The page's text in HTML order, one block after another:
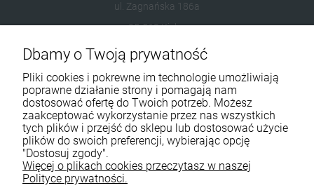
ul. Zagnańska 186a
25-563 Kielce
601954074
biuro@ikominki.pl
Pomoc
Płatności i dostawa
Dbamy o Twoją prywatność
Pliki cookies i pokrewne im technologie umożliwiają
poprawne działanie strony i pomagają nam
dostosować ofertę do Twoich potrzeb. Możesz
zaakceptować wykorzystanie przez nas wszystkich
tych plików i przejść do sklepu lub dostosować użycie
plików do swoich preferencji, wybierając opcję
"Dostosuj zgody".
Więcej o plikach cookies przeczytasz w naszej
Polityce prywatności.